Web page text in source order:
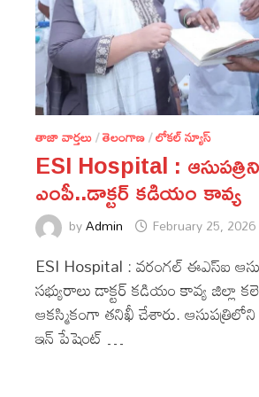
తాజా వార్తలు/తెలంగాణ/లోకల్ న్యూస్
ESI Hospital :
ఎంపీ..డాక్టర్ కడియం కావ్య
byAdmin February 25, 2026
ESI Hospital : వరంగల్ ఈఎస్ఐ
సభ్యురాలు డాక్టర్ కడియం కావ్య జిల్లా
ఆకస్మికంగా తనిఖీ చేశారు.
ఇన్‌ పేషెంట్ …